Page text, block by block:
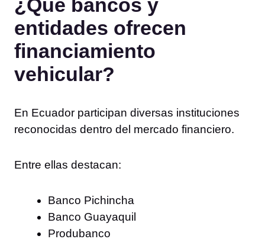
¿Qué bancos y
entidades ofrecen
financiamiento
vehicular?
En Ecuador participan diversas instituciones
reconocidas dentro del mercado financiero.
Entre ellas destacan:
Banco Pichincha
Banco Guayaquil
Produbanco